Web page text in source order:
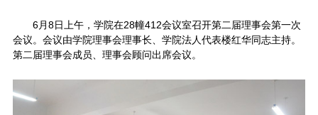
6月8日上午，学院在28幢412会议室召开第二届理事会第一次
会议。会议由学院理事会理事长、学院法人代表楼红华同志主持。
第二届理事会成员、理事会顾问出席会议。